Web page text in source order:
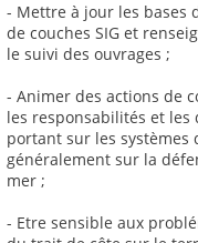
- Mettre à jour les bases
de couches SIG et
le suivi des ouvrages ;
- Animer des actions de
les responsabilités et
portant sur les systèmes
généralement sur la
mer ;
- Etre sensible aux